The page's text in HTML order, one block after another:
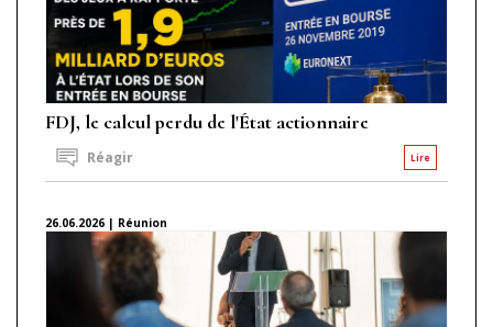
FDJ, le calcul perdu de l'État actionnaire
Lire
Réagir
26.06.2026 | Réunion